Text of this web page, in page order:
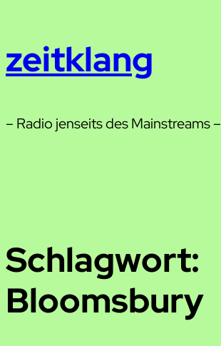
springen
zeitklang
– Radio jenseits des Mainstreams –
Schlagwort:
Bloomsbury